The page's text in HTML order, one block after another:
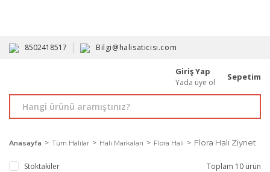
8502418517 Bilgi@halisaticisi.com
Giriş Yap
Yada üye ol
Sepetim
Anasayfa Tüm Halılar Halı Markaları Flora Halı Flora Halı Ziynet
Stoktakiler Toplam 10 ürün